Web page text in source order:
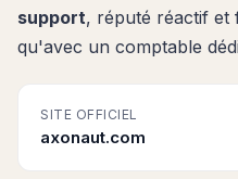
support, réputé réactif
qu'avec un comptable
SITE OFFICIEL
axonaut.com